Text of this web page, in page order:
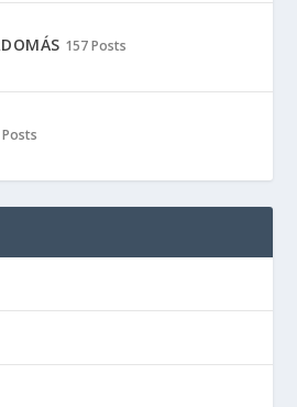
157 Posts